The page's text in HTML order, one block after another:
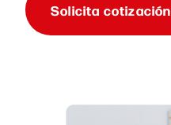
Solicita cotización